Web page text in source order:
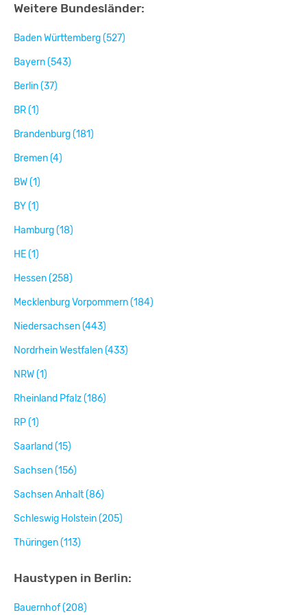
Weitere Bundesländer:
Baden Württemberg (527)
Bayern (543)
Berlin (37)
BR (1)
Brandenburg (181)
Bremen (4)
BW (1)
BY (1)
Hamburg (18)
HE (1)
Hessen (258)
Mecklenburg Vorpommern (184)
Niedersachsen (443)
Nordrhein Westfalen (433)
NRW (1)
Rheinland Pfalz (186)
RP (1)
Saarland (15)
Sachsen (156)
Sachsen Anhalt (86)
Schleswig Holstein (205)
Thüringen (113)
Haustypen in Berlin:
Bauernhof (208)